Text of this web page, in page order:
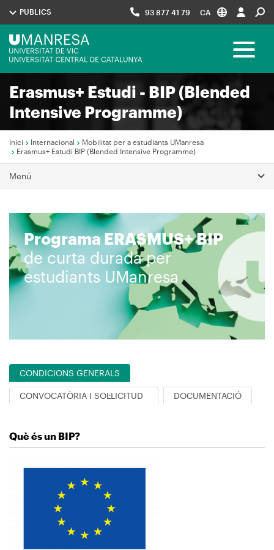
Menú
UManresa
PUBLICS 93 877 41 79 CA
Navegació
principal
Toggle
Erasmus+ Estudi - BIP (Blended
Intensive Programme)
Fil
d'Ariadna
Inici Internacional
Mobilitat per a estudiants UManresa
Erasmus+ Estudi BIP (Blended Intensive Programme)
Menú
Imagen
Programa ERASMUS+ BIP
de curta durada per
estudiants UManresa
CONDICIONS GENERALS
CONVOCATÒRIA I SOL·LICITUD DOCUMENTACIÓ
Què és un BIP?